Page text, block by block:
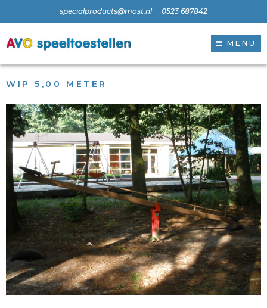
specialproducts@most.nl 0523 687842
MENU
WIP 5,00 METER